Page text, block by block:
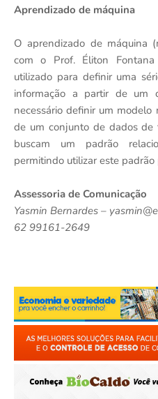
Aprendizado de máquina
O aprendizado de máquina
com o Prof. Éliton
utilizado para definir uma
informação a partir de um
necessário definir um modelo
de um conjunto de dados de
buscam um padrão
permitindo utilizar este
Assessoria de Comunicação
Yasmin Bernardes –
62 99161-2649